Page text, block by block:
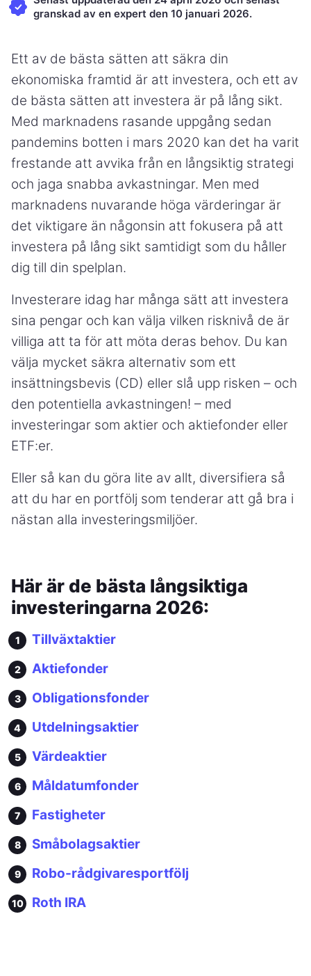
granskad av en expert den 10 januari 2026.
Ett av de bästa sätten att säkra din
ekonomiska framtid är att investera, och ett av
de bästa sätten att investera är på lång sikt.
Med marknadens rasande uppgång sedan
pandemins botten i mars 2020 kan det ha varit
frestande att avvika från en långsiktig strategi
och jaga snabba avkastningar. Men med
marknadens nuvarande höga värderingar är
det viktigare än någonsin att fokusera på att
investera på lång sikt samtidigt som du håller
dig till din spelplan.
Investerare idag har många sätt att investera
sina pengar och kan välja vilken risknivå de är
villiga att ta för att möta deras behov. Du kan
välja mycket säkra alternativ som ett
insättningsbevis (CD) eller slå upp risken – och
den potentiella avkastningen! – med
investeringar som aktier och aktiefonder eller
ETF:er.
Eller så kan du göra lite av allt, diversifiera så
att du har en portfölj som tenderar att gå bra i
nästan alla investeringsmiljöer.
Här är de bästa långsiktiga
investeringarna 2026:
Tillväxtaktier
Aktiefonder
Obligationsfonder
Utdelningsaktier
Värdeaktier
Måldatumfonder
Fastigheter
Småbolagsaktier
Robo-rådgivaresportfölj
Roth IRA